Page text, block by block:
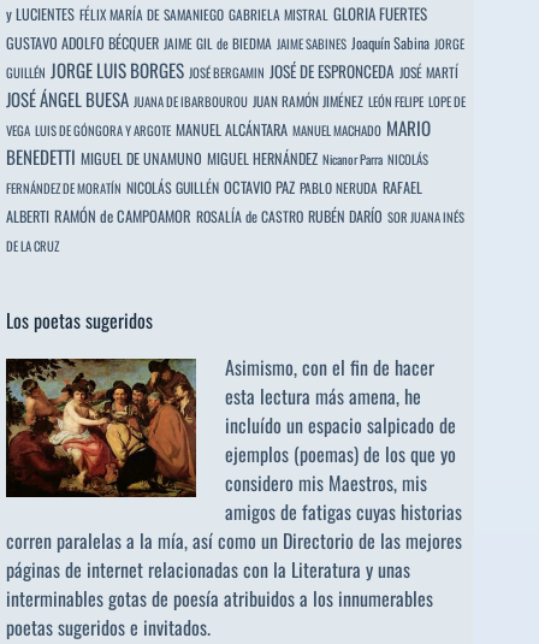
y LUCIENTES FÉLIX MARÍA DE SAMANIEGO GABRIELA MISTRAL GLORIA FUERTES
GUSTAVO ADOLFO BÉCQUER JAIME GIL de BIEDMA JAIME SABINES Joaquín Sabina JORGE
GUILLÉN JORGE LUIS BORGES JOSÉ BERGAMIN JOSÉ DE ESPRONCEDA JOSÉ MARTÍ
JOSÉ ÁNGEL BUESA JUANA DE IBARBOUROU JUAN RAMÓN JIMÉNEZ LEÓN FELIPE LOPE DE
VEGA LUIS DE GÓNGORA Y ARGOTE MANUEL ALCÁNTARA MANUEL MACHADO MARIO
BENEDETTI MIGUEL DE UNAMUNO MIGUEL HERNÁNDEZ Nicanor Parra NICOLÁS
FERNÁNDEZ DE MORATÍN NICOLÁS GUILLÉN OCTAVIO PAZ PABLO NERUDA RAFAEL
ALBERTI RAMÓN de CAMPOAMOR ROSALÍA de CASTRO RUBÉN DARÍO SOR JUANA INÉS
DE LA CRUZ
Los poetas sugeridos
Asimismo, con el fin de hacer
esta lectura más amena, he
incluído un espacio salpicado de
ejemplos (poemas) de los que yo
considero mis Maestros, mis
amigos de fatigas cuyas historias
corren paralelas a la mía, así como un Directorio de las mejores
páginas de internet relacionadas con la Literatura y unas
interminables gotas de poesía atribuidos a los innumerables
poetas sugeridose invitados.